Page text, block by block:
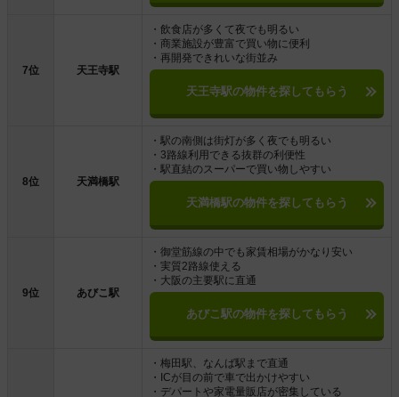
7位 天王寺駅
・飲食店が多くて夜でも明るい
・商業施設が豊富で買い物に便利
・再開発できれいな街並み
天王寺駅の物件を探してもらう
8位 天満橋駅
・駅の南側は街灯が多く夜でも明るい
・3路線利用できる抜群の利便性
・駅直結のスーパーで買い物しやすい
天満橋駅の物件を探してもらう
9位 あびこ駅
・御堂筋線の中でも家賃相場がかなり安い
・実質2路線使える
・大阪の主要駅に直通
あびこ駅の物件を探してもらう
・梅田駅、なんば駅まで直通
・ICが目の前で車で出かけやすい
・デパートや家電量販店が密集している